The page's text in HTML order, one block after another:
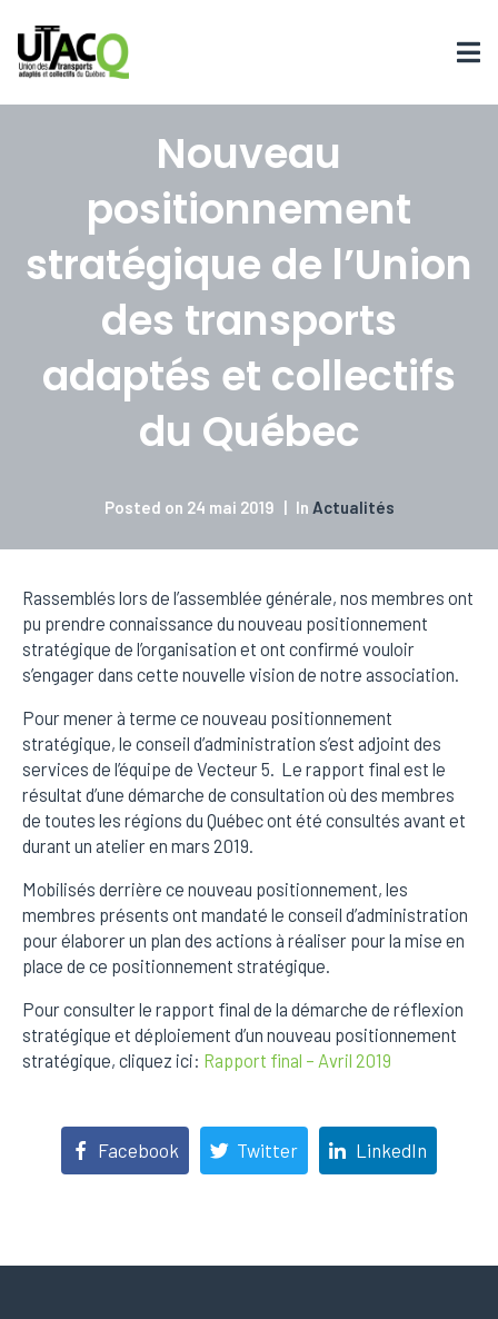
Nouveau
positionnement
stratégique de l’Union
des transports
adaptés et collectifs
du Québec
Posted on 24 mai 2019 In Actualités
Rassemblés lors de l’assemblée générale, nos membres ont
pu prendre connaissance du nouveau positionnement
stratégique de l’organisation et ont confirmé vouloir
s’engager dans cette nouvelle vision de notre association.
Pour mener à terme ce nouveau positionnement
stratégique, le conseil d’administration s’est adjoint des
services de l’équipe de Vecteur 5. Le rapport final est le
résultat d’une démarche de consultation où des membres
de toutes les régions du Québec ont été consultés avant et
durant un atelier en mars 2019.
Mobilisés derrière ce nouveau positionnement, les
membres présents ont mandaté le conseil d’administration
pour élaborer un plan des actions à réaliser pour la mise en
place de ce positionnement stratégique.
Pour consulter le rapport final de la démarche de réflexion
stratégique et déploiement d’un nouveau positionnement
stratégique, cliquez ici: Rapport final – Avril 2019
Facebook Twitter LinkedIn